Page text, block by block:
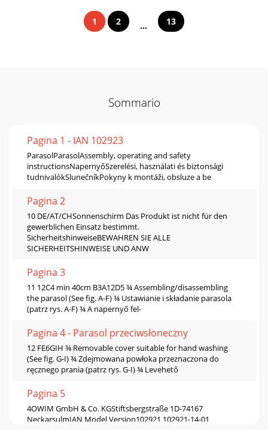
1 2 ... 13
Sommario
Pagina 1 - IAN 102923
ParasolParasolAssembly, operating and safety
instructionsNapernyőSzerelési, használati és biztonsági
tudnivalókSlunečníkPokyny k montáži, obsluze a be
Pagina 2
10 DE/AT/CHSonnenschirm Das Produkt ist nicht für den
gewerblichen Einsatz bestimmt.
SicherheitshinweiseBEWAHREN SIE ALLE
SICHERHEITSHINWEISE UND ANW
Pagina 3
11 12C4 min 40cm B3A12D5 ¾ Assembling/disassembling
the parasol (See ﬁg. A-F) ¾ Ustawianie i składanie parasola
(patrz rys. A-F) ¾ A napernyő fel-
Pagina 4 - Parasol przeciwsłoneczny
12 FE6GIH ¾ Removable cover suitable for hand washing
(See ﬁg. G-I) ¾ Zdejmowana powłoka przeznaczona do
ręcznego prania (patrz rys. G-I) ¾ Levehető
Pagina 5
4OWIM GmbH & Co. KGStiftsbergstraße 1D-74167
NeckarsulmIAN Model Version102921 102921-14-01